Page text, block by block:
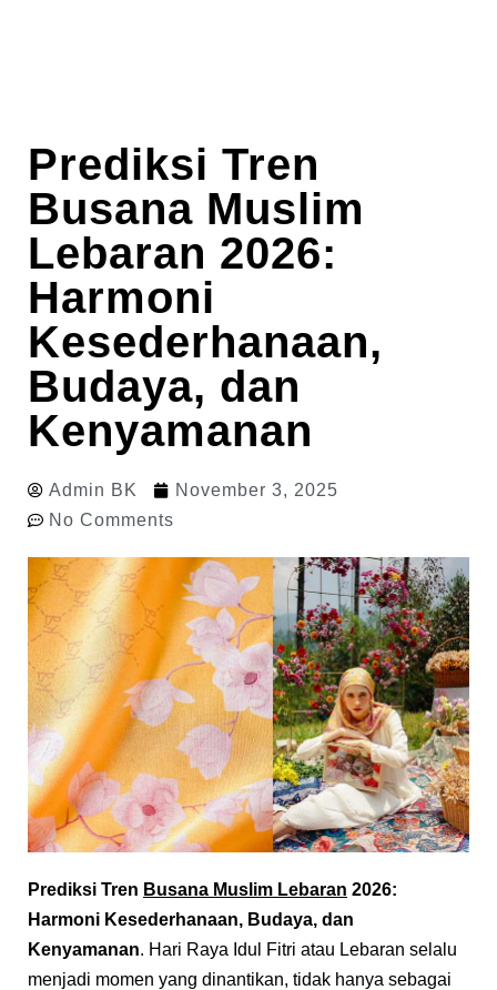
Prediksi Tren
Busana Muslim
Lebaran 2026:
Harmoni
Kesederhanaan,
Budaya, dan
Kenyamanan
Admin BK
November 3, 2025
No Comments
Prediksi Tren Busana Muslim Lebaran 2026:
Harmoni Kesederhanaan, Budaya, dan
Kenyamanan. Hari Raya Idul Fitri atau Lebaran selalu
menjadi momen yang dinantikan, tidak hanya sebagai